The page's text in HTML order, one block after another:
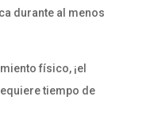
durante al menos
físico, ¡el
tiempo de